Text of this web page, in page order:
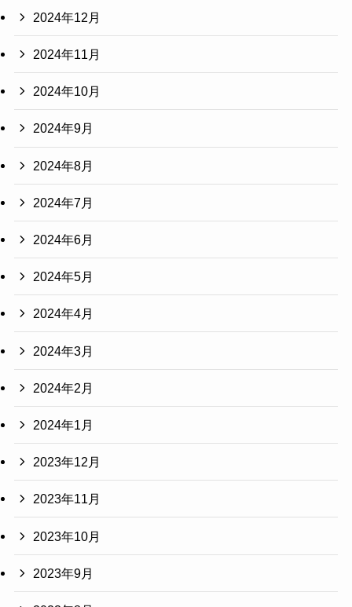
2024年12月
2024年11月
2024年10月
2024年9月
2024年8月
2024年7月
2024年6月
2024年5月
2024年4月
2024年3月
2024年2月
2024年1月
2023年12月
2023年11月
2023年10月
2023年9月